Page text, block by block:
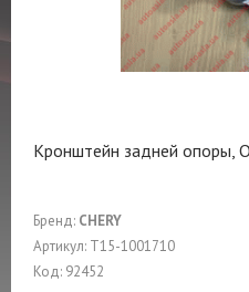
Кронштейн задней опоры,
Бренд: CHERY
Артикул: T15-1001710
Код: 92452